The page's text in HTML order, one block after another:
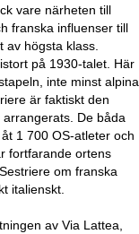
vare närheten till
franska influenser till
högsta klass.
på 1930-talet. Här
inte minst alpina
är faktiskt den
De båda
1 700 OS-atleter och
fortfarande ortens
om franska
italienskt.
av Via Lattea,